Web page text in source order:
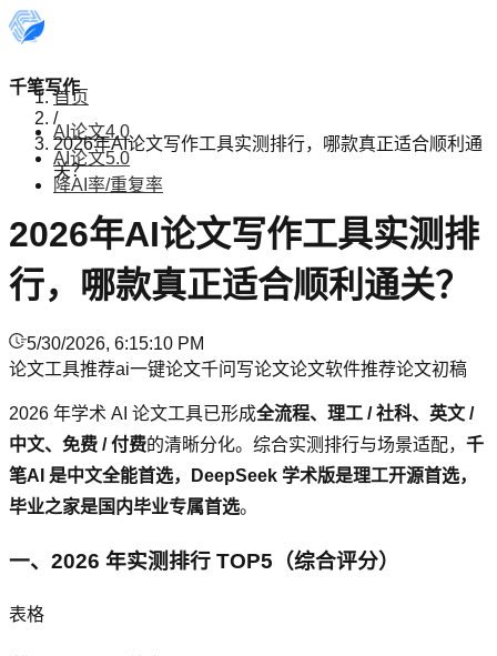
千笔写作
AI论文4.0
AI论文5.0
降AI率/重复率
首页
/
2026年AI论文写作工具实测排行，哪款真正适合顺利通
关？
2026年AI论文写作工具实测排
行，哪款真正适合顺利通关？
5/30/2026, 6:15:10 PM
论文工具推荐ai一键论文千问写论文论文软件推荐论文初稿
2026 年学术 AI 论文工具已形成全流程、理工 / 社科、英文 /
中文、免费 / 付费的清晰分化。综合实测排行与场景适配， 千
笔AI 是中文全能首选，DeepSeek 学术版是理工开源首选，
毕业之家是国内毕业专属首选。
一、2026 年实测排行 TOP5（综合评分）
表格